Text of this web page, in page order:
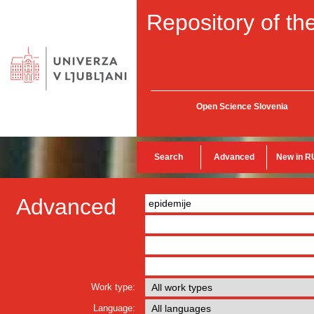
Repository of
Open Science Slovenia
Search Advanced New in
Advanced
Work type:
Language: